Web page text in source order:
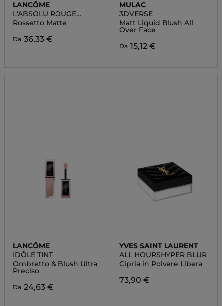
LANCÔME
L'ABSOLU ROUGE
INTIMATTE
Rossetto Matte
Da 36,33 €
MULAC
3DVERSE
Matt Liquid Blush All
Over Face
Da 15,12 €
LANCÔME
IDÔLE TINT
Ombretto & Blush Ultra
Preciso
Da 24,63 €
YVES SAINT LAURENT
ALL HOURSHYPER BLUR
Cipria in Polvere Libera
73,90 €